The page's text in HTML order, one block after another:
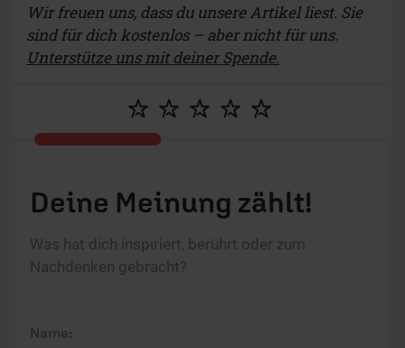
Wir freuen uns, dass du unsere Artikel liest. Sie
sind für dich kostenlos – aber nicht für uns.
Unterstütze uns mit deiner Spende.
Deine Meinung zählt!
Was hat dich inspiriert, berührt oder zum
Nachdenken gebracht?
Name: